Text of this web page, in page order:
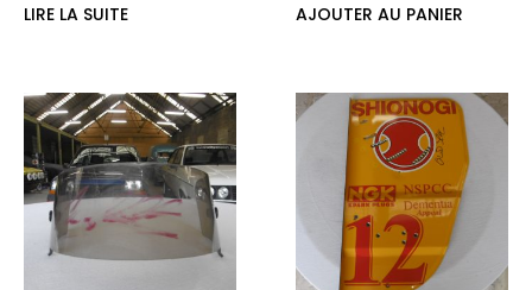
LIRE LA SUITE AJOUTER AU PANIER